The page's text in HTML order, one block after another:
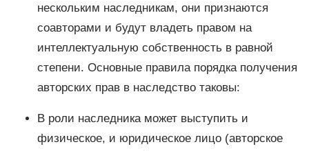
нескольким наследникам, они признаются
соавторами и будут владеть правом на
интеллектуальную собственность в равной
степени. Основные правила порядка получения
авторских прав в наследство таковы:
В роли наследника может выступить и
физическое, и юридическое лицо (авторское